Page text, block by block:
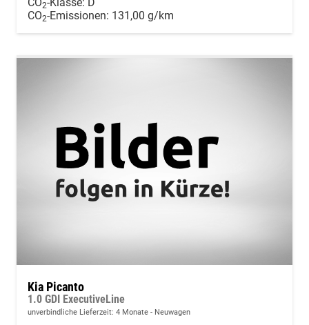
2
CO2-Emissionen: 131,00 g/km
Kia Picanto
1.0 GDI ExecutiveLine
unverbindliche Lieferzeit: 4 Monate Neuwagen